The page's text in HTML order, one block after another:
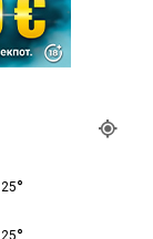
25°
25